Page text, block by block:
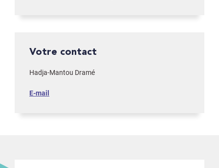
Votre contact
Hadja-Mantou Dramé
E-mail